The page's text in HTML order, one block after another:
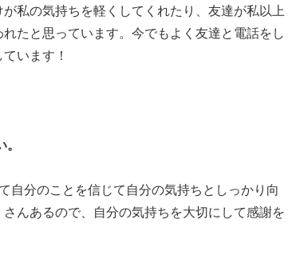
私の気持ちを軽くしてくれたり、友達が私以上
たと思っています。今でもよく友達と電話をし
います！
自分のことを信じて自分の気持ちとしっかり向
んあるので、自分の気持ちを大切にして感謝を